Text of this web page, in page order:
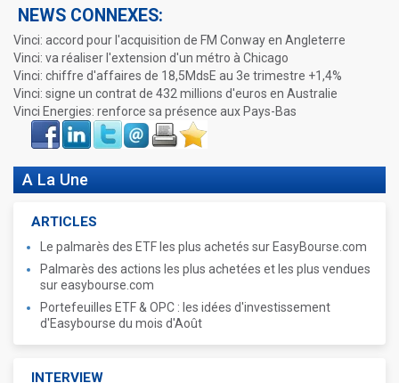
NEWS CONNEXES:
Vinci: accord pour l'acquisition de FM Conway en Angleterre
Vinci: va réaliser l'extension d'un métro à Chicago
Vinci: chiffre d'affaires de 18,5MdsE au 3e trimestre +1,4%
Vinci: signe un contrat de 432 millions d'euros en Australie
Vinci Energies: renforce sa présence aux Pays-Bas
Face
book
LinkIn Twitter Envoyer ImprimerFavoris
A La Une
ARTICLES
Le palmarès des ETF les plus achetés sur EasyBourse.com
Palmarès des actions les plus achetées et les plus vendues
sur easybourse.com
Portefeuilles ETF & OPC : les idées d'investissement
d'Easybourse du mois d'Août
INTERVIEW